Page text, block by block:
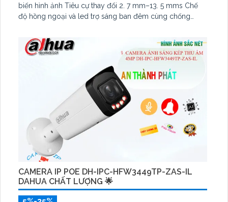
biến hình ảnh Tiêu cự thay đổi 2. 7 mm–13. 5 mms Chế
độ hồng ngoại và led trợ sáng ban đêm cùng chống
kiện
CAMERA IP POE DH-IPC-HFW3449TP-ZAS-IL
DAHUA CHẤT LƯỢNG 🌟